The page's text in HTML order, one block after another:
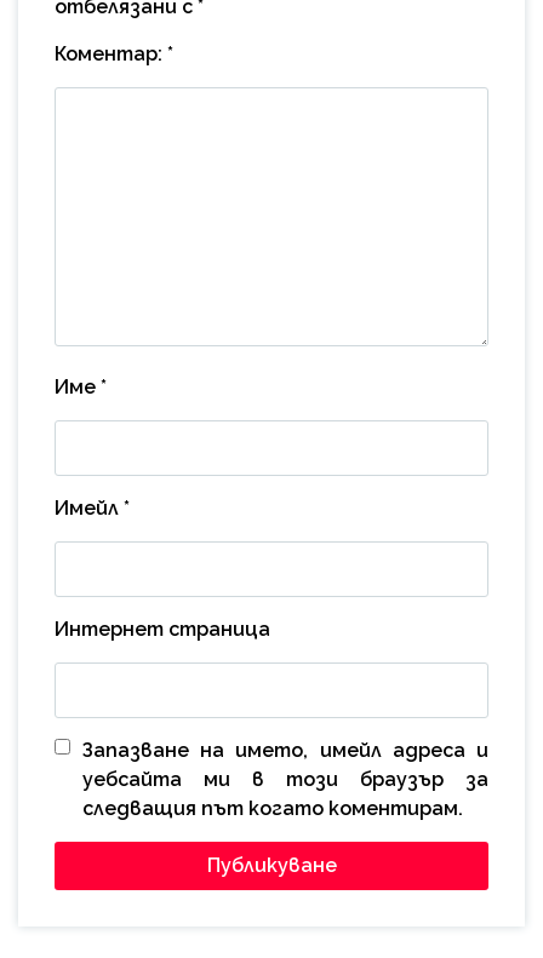
отбелязани с *
Коментар: *
Име *
Имейл *
Интернет страница
Запазване на името, имейл адреса и
уебсайта ми в този браузър за
следващия път когато коментирам.